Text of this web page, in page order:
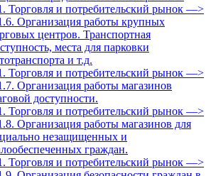
Торговля и потребительский рынок —>
Организация работы крупных
центров. Транспортная
места для парковки
и т.д.
Торговля и потребительский рынок —>
Организация работы магазинов
доступности.
Торговля и потребительский рынок —>
Организация работы магазинов для
незащищенных и
граждан.
Торговля и потребительский рынок —>